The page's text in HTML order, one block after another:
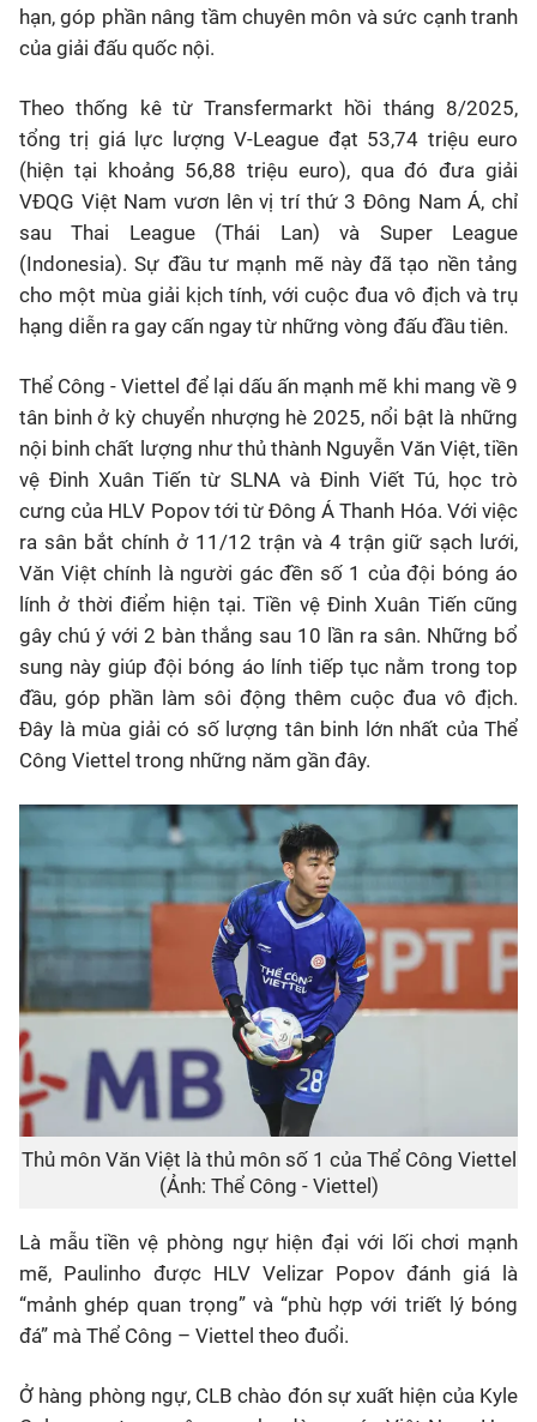
hạn, góp phần nâng tầm chuyên môn và sức cạnh tranh
của giải đấu quốc nội.
Theo thống kê từ Transfermarkt hồi tháng 8/2025,
tổng trị giá lực lượng V-League đạt 53,74 triệu euro
(hiện tại khoảng 56,88 triệu euro), qua đó đưa giải
VĐQG Việt Nam vươn lên vị trí thứ 3 Đông Nam Á, chỉ
sau Thai League (Thái Lan) và Super League
(Indonesia). Sự đầu tư mạnh mẽ này đã tạo nền tảng
cho một mùa giải kịch tính, với cuộc đua vô địch và trụ
hạng diễn ra gay cấn ngay từ những vòng đấu đầu tiên.
Thể Công - Viettel để lại dấu ấn mạnh mẽ khi mang về 9
tân binh ở kỳ chuyển nhượng hè 2025, nổi bật là những
nội binh chất lượng như thủ thành Nguyễn Văn Việt, tiền
vệ Đinh Xuân Tiến từ SLNA và Đinh Viết Tú, học trò
cưng của HLV Popov tới từ Đông Á Thanh Hóa. Với việc
ra sân bắt chính ở 11/12 trận và 4 trận giữ sạch lưới,
Văn Việt chính là người gác đền số 1 của đội bóng áo
lính ở thời điểm hiện tại. Tiền vệ Đinh Xuân Tiến cũng
gây chú ý với 2 bàn thắng sau 10 lần ra sân. Những bổ
sung này giúp đội bóng áo lính tiếp tục nằm trong top
đầu, góp phần làm sôi động thêm cuộc đua vô địch.
Đây là mùa giải có số lượng tân binh lớn nhất của Thể
Công Viettel trong những năm gần đây.
Thủ môn Văn Việt là thủ môn số 1 của Thể Công Viettel
(Ảnh: Thể Công - Viettel)
Là mẫu tiền vệ phòng ngự hiện đại với lối chơi mạnh
mẽ, Paulinho được HLV Velizar Popov đánh giá là
“mảnh ghép quan trọng” và “phù hợp với triết lý bóng
đá” mà Thể Công – Viettel theo đuổi.
Ở hàng phòng ngự, CLB chào đón sự xuất hiện của Kyle